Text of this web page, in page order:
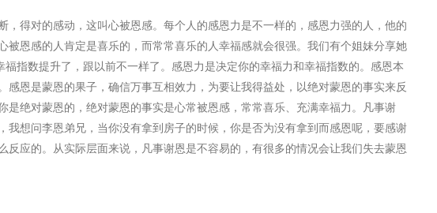
得对的感动，这叫心被恩感。每个人的感恩力是不一样的，感恩力强的人，他的
恩感的人肯定是喜乐的，而常常喜乐的人幸福感就会很强。我们有个姐妹分享她
指数提升了，跟以前不一样了。感恩力是决定你的幸福力和幸福指数的。感恩本
恩是蒙恩的果子，确信万事互相效力，为要让我得益处，以绝对蒙恩的事实来反
绝对蒙恩的，绝对蒙恩的事实是心常被恩感，常常喜乐、充满幸福力。凡事谢
想问李恩弟兄，当你没有拿到房子的时候，你是否为没有拿到而感恩呢，要感谢
应的。从实际层面来说，凡事谢恩是不容易的，有很多的情况会让我们失去蒙恩